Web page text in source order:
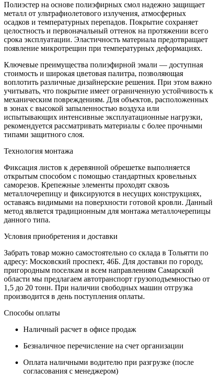
Полиэстер на основе полиэфирных смол надежно защищает
металл от ультрафиолетового излучения, атмосферных
осадков и температурных перепадов. Покрытие сохраняет
целостность и первоначальный оттенок на протяжении всего
срока эксплуатации. Эластичность материала предотвращает
появление микротрещин при температурных деформациях.
Ключевые преимущества полиэфирной эмали — доступная
стоимость и широкая цветовая палитра, позволяющая
воплотить различные дизайнерские решения. При этом важно
учитывать, что покрытие имеет ограниченную устойчивость к
механическим повреждениям. Для объектов, расположенных
в зонах с высокой запыленностью воздуха или
испытывающих интенсивные эксплуатационные нагрузки,
рекомендуется рассматривать материалы с более прочными
типами защитного слоя.
Технология монтажа
Фиксация листов к деревянной обрешетке выполняется
открытым способом с помощью стандартных кровельных
саморезов. Крепежные элементы проходят сквозь
металлочерепицу и фиксируются в несущих конструкциях,
оставаясь видимыми на поверхности готовой кровли. Данный
метод является традиционным для монтажа металлочерепицы
данного типа.
Условия приобретения и доставки
Забрать товар можно самостоятельно со склада в Тольятти по
адресу: Московский проспект, 46Б. Для доставки по городу,
пригородным поселкам и всем направлениям Самарской
области мы предлагаем автотранспорт грузоподъемностью от
1,5 до 20 тонн. При наличии свободных машин отгрузка
производится в день поступления оплаты.
Способы оплаты
Наличный расчет в офисе продаж
Безналичное перечисление на счет организации
Оплата наличными водителю при разгрузке (после
согласования с менеджером)